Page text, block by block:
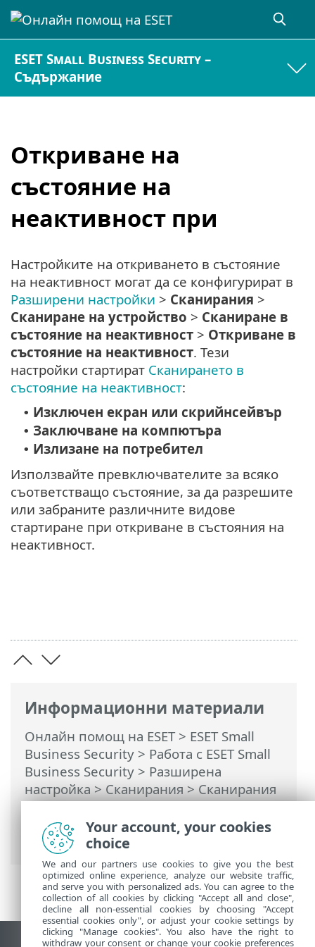
ESET Small Business Security –
Съдържание
Откриване на
състояние на
неактивност при
Информационни материали
Онлайн помощ на ESET> ESET Small
Business Security > Работа с ESET Small
Business Security > Разширена
настройка>Сканирания>Сканирания
за злонамерен софтуер>Сканиране в
състояние на неактивност> Откриване
на състояние на неактивност при
Настройките на откриването в състояние
на неактивност могат да се конфигурират в
Разширени настройки > Сканирания >
Сканиране на устройство > Сканиране в
състояние на неактивност > Откриване в
състояние на неактивност. Тези
настройки стартират Сканирането в
състояние на неактивност:
• Изключен екран или скрийнсейвър
• Заключване на компютъра
• Излизане на потребител
Използвайте превключвателите за всяко
съответстващо състояние, за да разрешите
или забраните различните видове
стартиране при откриване в състояния на
неактивност.
Your account, your cookies
choice
We and our partners use cookies to give you the best
optimized online experience, analyze our website traffic,
and serve you with personalized ads. You can agree to the
collection of all cookies by clicking "Accept all and close",
decline all non-essential cookies by choosing "Accept
essential cookies only", or adjust your cookie settings by
clicking "Manage cookies". You also have the right to
withdraw your consent or change your cookie preferences